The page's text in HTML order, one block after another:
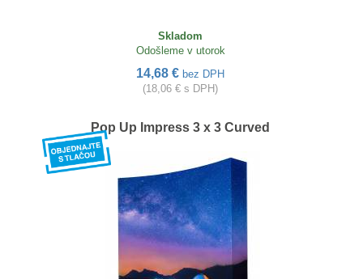
Skladom
Odošleme v utorok
14,68 € bez DPH
(18,06 € s DPH)
Pop Up Impress 3 x 3 Curved